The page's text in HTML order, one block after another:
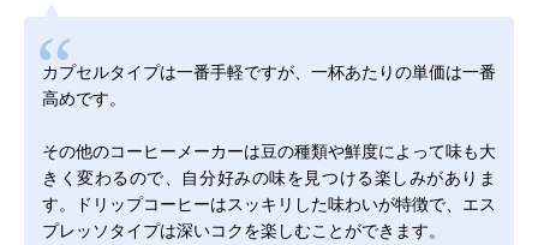
カプセルタイプは一番手軽ですが、一杯あたりの単価は一番
高めです。
その他のコーヒーメーカーは豆の種類や鮮度によって味も大
きく変わるので、自分好みの味を見つける楽しみがありま
す。ドリップコーヒーはスッキリした味わいが特徴で、エス
プレッソタイプは深いコクを楽しむことができます。